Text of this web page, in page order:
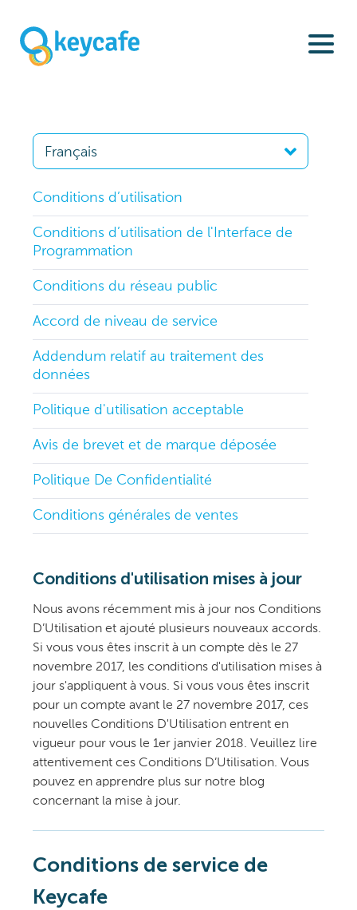
Conditions d’utilisation
Conditions d’utilisation de l'Interface de
Programmation
Conditions du réseau public
Accord de niveau de service
Addendum relatif au traitement des
données
Politique d'utilisation acceptable
Avis de brevet et de marque déposée
Politique De Confidentialité
Conditions générales de ventes
Conditions d'utilisation mises à jour
Nous avons récemment mis à jour nos Conditions
D’Utilisation et ajouté plusieurs nouveaux accords.
Si vous vous êtes inscrit à un compte dès le 27
novembre 2017, les conditions d'utilisation mises à
jour s'appliquent à vous. Si vous vous êtes inscrit
pour un compte avant le 27 novembre 2017, ces
nouvelles Conditions D'Utilisation entrent en
vigueur pour vous le 1er janvier 2018. Veuillez lire
attentivement ces Conditions D’Utilisation. Vous
pouvez en apprendre plus sur notre blog
concernant la mise à jour.
Conditions de service de
Keycafe